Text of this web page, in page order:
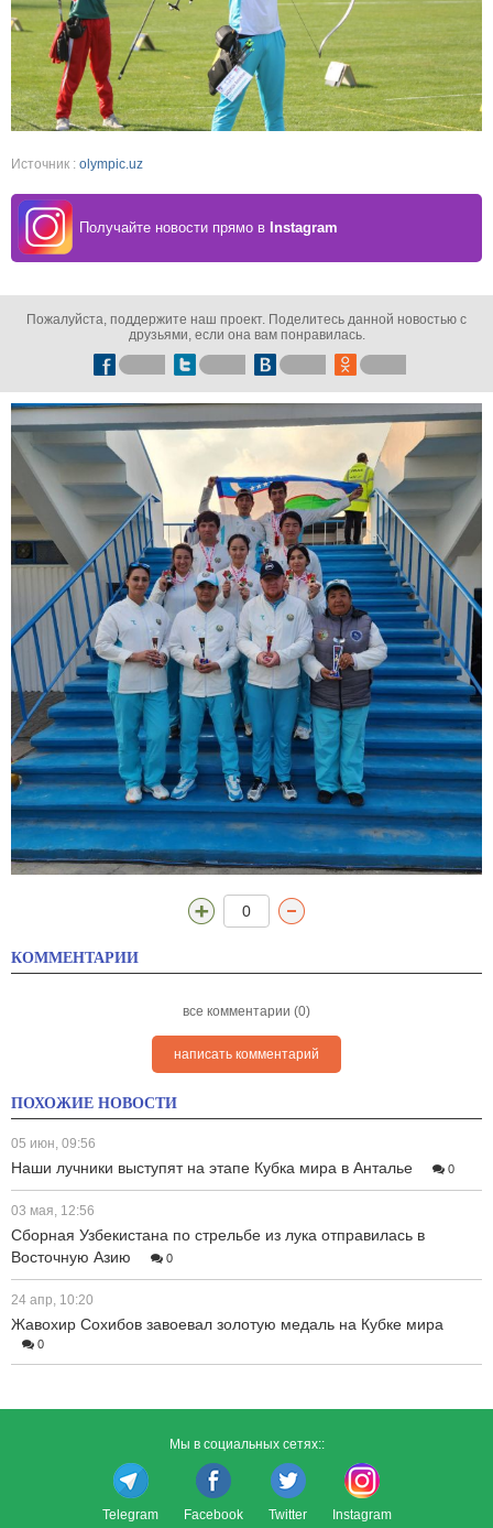
Источник : olympic.uz
Получайте новости прямо в Instagram
Пожалуйста, поддержите наш проект. Поделитесь данной новостью с
друзьями, если она вам понравилась.
0
КОММЕНТАРИИ
все комментарии (0)
написать комментарий
ПОХОЖИЕ НОВОСТИ
05 июн, 09:56
Наши лучники выступят на этапе Кубка мира в Анталье 0
03 мая, 12:56
Сборная Узбекистана по стрельбе из лука отправилась в
Восточную Азию
0
24 апр, 10:20
Жавохир Сохибов завоевал золотую медаль на Кубке мира
0
Мы в социальных сетях::
Telegram Facebook Twitter Instagram